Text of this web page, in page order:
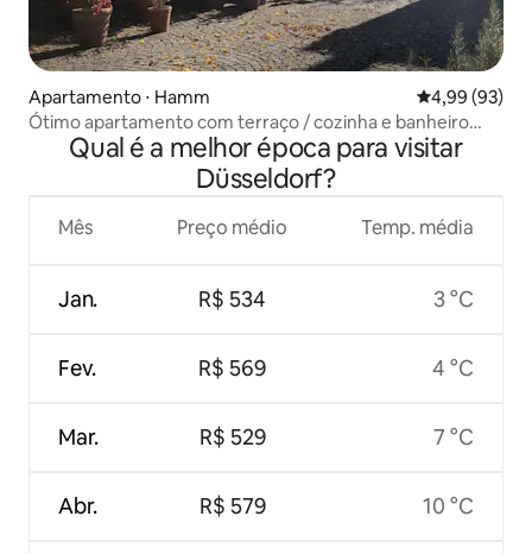
Apartamento ⋅ Hamm 4,99 de uma
4,99 (93)
Ótimo apartamento com terraço / cozinha e banheiro
Qual é a melhor época para visitar
Düsseldorf?
Mês
Jan.
Fev.
Mar.
Abr.
Preço médio
R$ 534
R$ 569
R$ 529
R$ 579
Temp. média
3 °C
4 °C
7 °C
10 °C